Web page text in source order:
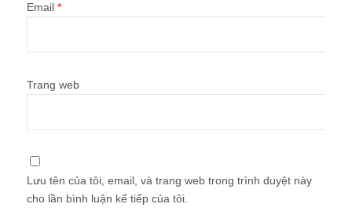
Email *
Trang web
Lưu tên của tôi, email, và trang web trong trình duyệt này
cho lần bình luận kế tiếp của tôi.